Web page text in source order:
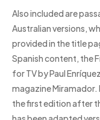
Also included are
Australian versions,
provided in the title
Spanish content, the
for TV by Paul
magazine
the first edition after